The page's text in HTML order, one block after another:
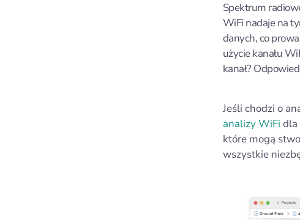
Spektrum
WiFi nadaje na
danych, co
użycie kanału
kanał?
Jeśli chodzi o
analizy WiFi dla
które mogą
wszystkie